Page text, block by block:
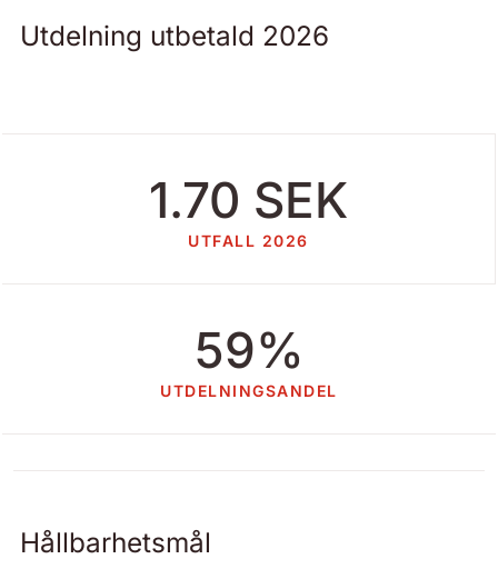
Utdelning utbetald 2026
1.70 SEK
UTFALL 2026
59%
UTDELNINGSANDEL
Hållbarhetsmål